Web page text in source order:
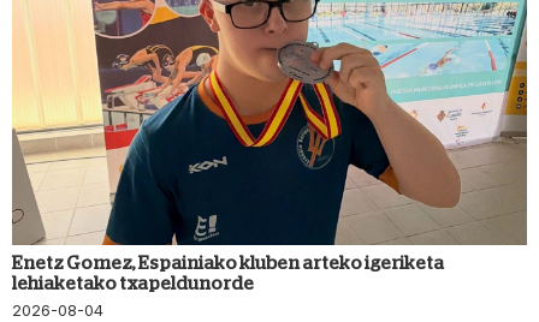
Enetz Gomez, Espainiako kluben arteko igeriketa
lehiaketako txapeldunorde
2026-08-04